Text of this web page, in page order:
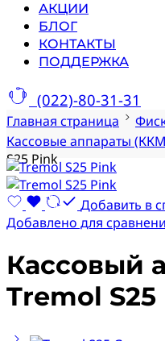
АКЦИИ
БЛОГ
КОНТАКТЫ
ПОДДЕРЖКА
(022)-80-31-31
Главная страница
Кассовые аппараты
S25 Pink
Добавить в
Добавлено для
Кассовый
Tremol